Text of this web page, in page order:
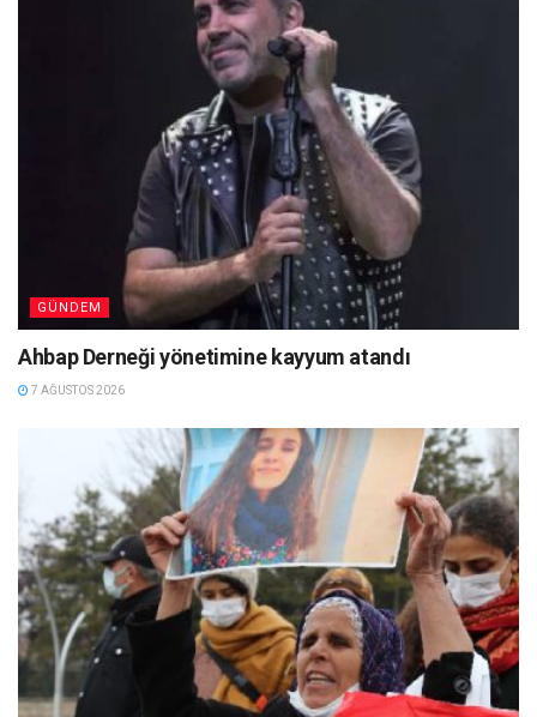
GÜNDEM
Ahbap Derneği yönetimine kayyum atandı
7 AĞUSTOS 2026